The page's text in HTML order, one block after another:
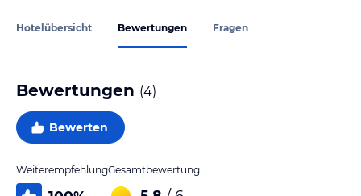
Hotelübersicht Bewertungen Fragen
Bewertungen (4)
Bewerten
WeiterempfehlungGesamtbewertung